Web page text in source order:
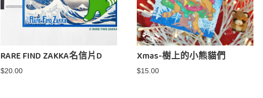
RARE FIND ZAKKA名信片D
$20.00
Xmas-樹上的小熊貓們
$15.00